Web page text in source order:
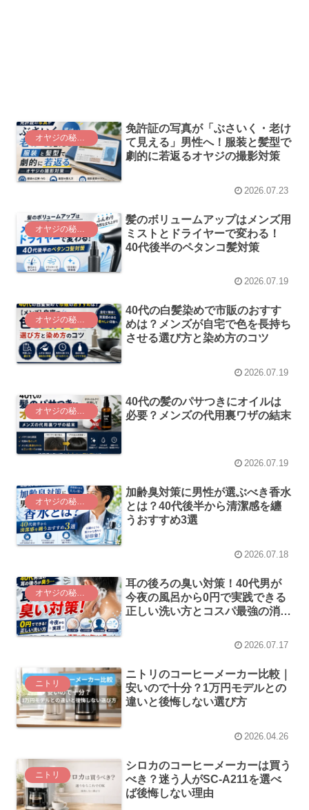
オヤジの秘密基地
免許証の写真が「ぶさいく・老け
て見える」男性へ！服装と髪型で
劇的に若返るオヤジの撮影対策
2026.07.23
オヤジの秘密基地
髪のボリュームアップはメンズ用
ミストとドライヤーで変わる！
40代後半のペタンコ髪対策
2026.07.19
オヤジの秘密基地
40代の白髪染めで市販のおすす
めは？メンズが自宅で色を長持ち
させる選び方と染め方のコツ
2026.07.19
オヤジの秘密基地
40代の髪のパサつきにオイルは
必要？メンズの代用裏ワザの結末
2026.07.19
オヤジの秘密基地
加齢臭対策に男性が選ぶべき香水
とは？40代後半から清潔感を纏
うおすすめ3選
2026.07.18
オヤジの秘密基地
耳の後ろの臭い対策！40代男が
今夜の風呂から0円で実践できる
正しい洗い方とコスパ最強の消臭
2026.07.17
ニトリ
ニトリのコーヒーメーカー比較｜
安いので十分？1万円モデルとの
違いと後悔しない選び方
2026.04.26
ニトリ
シロカのコーヒーメーカーは買う
べき？迷う人がSC-A211を選べ
ば後悔しない理由